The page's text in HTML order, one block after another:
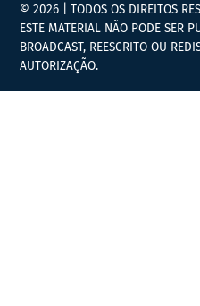
© 2026 | TODOS OS DIREITOS
ESTE MATERIAL NÃO PODE SER
BROADCAST, REESCRITO OU
AUTORIZAÇÃO.